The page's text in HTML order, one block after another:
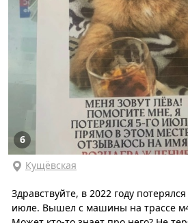
6
Кущёвская
Здравствуйте, в 2022 году
июле. Вышел с машины на трассе